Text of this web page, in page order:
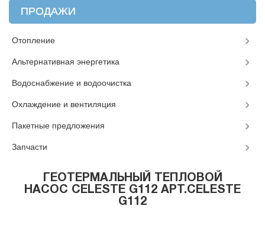
ГЕОТЕРМАЛЬНЫЙ ТЕПЛОВОЙ
НАСОС CELESTE G112 АРТ.CELESTE
G112
ПРОДАЖИ
Отопление
Альтернативная энергетика
Водоснабжение и водоочистка
Охлаждение и вентиляция
Пакетные предложения
Запчасти